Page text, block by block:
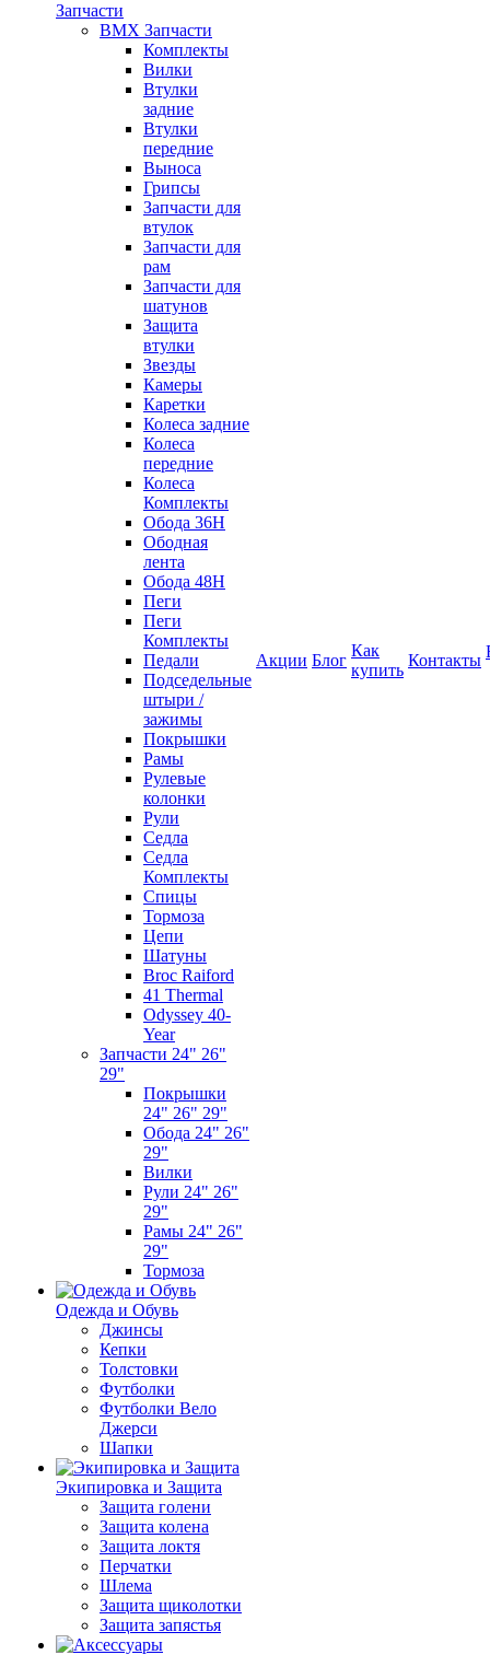
Запчасти
BMX Запчасти
Комплекты
Вилки
Втулки
задние
Втулки
передние
Выноса
Грипсы
Запчасти для
втулок
Запчасти для
рам
Запчасти для
шатунов
Защита
втулки
Звезды
Камеры
Каретки
Колеса задние
Колеса
передние
Колеса
Комплекты
Обода 36H
Ободная
лента
Обода 48H
Пеги
Пеги
Комплекты
Педали
Подседельные
штыри /
зажимы
Покрышки
Рамы
Рулевые
колонки
Рули
Седла
Седла
Комплекты
Спицы
Тормоза
Цепи
Шатуны
Broc Raiford
41 Thermal
Odyssey 40-
Year
Запчасти 24" 26"
29"
Покрышки
24" 26" 29"
Обода 24" 26"
29"
Вилки
Рули 24" 26"
29"
Рамы 24" 26"
29"
Тормоза
Одежда и Обувь
Джинсы
Кепки
Толстовки
Футболки
Футболки Вело
Джерси
Шапки
Экипировка и Защита
Защита голени
Защита колена
Защита локтя
Перчатки
Шлема
Защита щиколотки
Защита запястья
Акции Блог
Как
купить
Контакты